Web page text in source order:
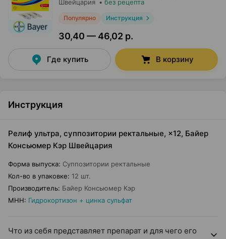
Швейцария • без рецепта
Популярно Инструкция
30,40 — 46,02 р.
Где купить В корзину
Инструкция
Релиф ультра, суппозитории ректальные, ×12, Байер
Консьюмер Кэр Швейцария
Форма выпуска: Суппозитории ректальные
Кол-во в упаковке: 12 шт.
Производитель: Байер Консьюмер Кэр
МНН: Гидрокортизон + цинка сульфат
Что из себя представляет препарат и для чего его